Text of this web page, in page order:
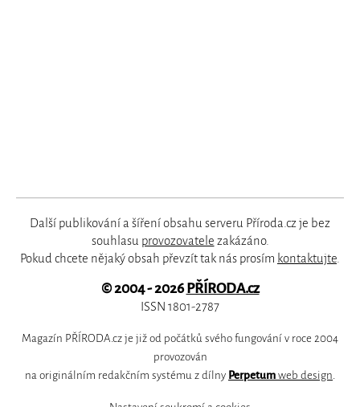
Další publikování a šíření obsahu serveru Příroda.cz je bez
souhlasu provozovatele zakázáno.
Pokud chcete nějaký obsah převzít tak nás prosím kontaktujte
© 2004 - 2026PŘÍRODA.cz
ISSN 1801-2787
Magazín PŘÍRODA.cz je již od počátků svého fungování v roce 2004
provozován
na originálním redakčním systému z dílny Perpetum web design.